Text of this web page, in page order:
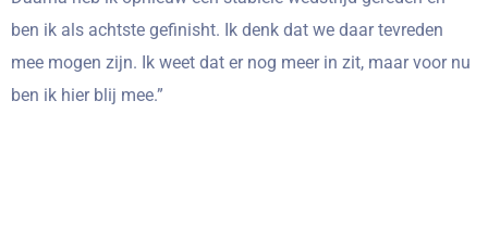
ben ik als achtste gefinisht. Ik denk dat we daar tevreden
mee mogen zijn. Ik weet dat er nog meer in zit, maar voor nu
ben ik hier blij mee.”